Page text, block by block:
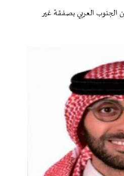
العربي بصفقة غير